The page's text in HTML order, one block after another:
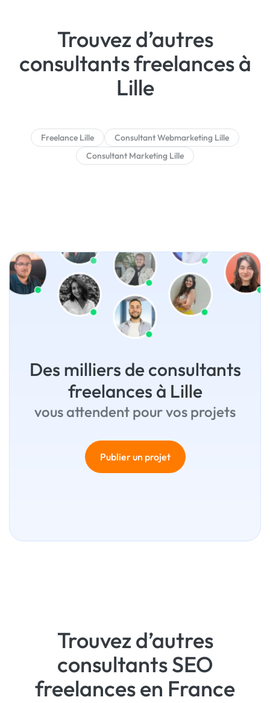
Trouvez d’autres
consultants freelances à
Lille
Freelance Lille
Consultant Webmarketing Lille
Consultant Marketing Lille
Des milliers de consultants
freelances à Lille
vous attendent pour vos projets
Publier un projet
Trouvez d’autres
consultants SEO
freelances en France